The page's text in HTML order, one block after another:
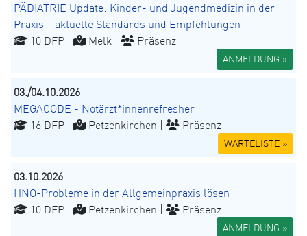
PÄDIATRIE Update: Kinder- und Jugendmedizin in der
Praxis – aktuelle Standards und Empfehlungen
10 DFP |
Melk | Präsenz
ANMELDUNG »
03./04.10.2026
MEGACODE - Notärzt*innenrefresher
16 DFP |
Petzenkirchen | Präsenz
WARTELISTE »
03.10.2026
HNO-Probleme in der Allgemeinpraxis lösen
10 DFP |
Petzenkirchen | Präsenz
ANMELDUNG »